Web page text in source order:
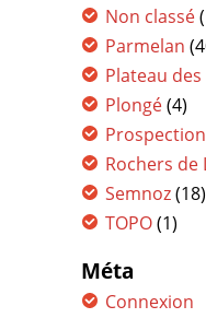
Non classé
Parmelan
Plateau
Plongé(4)
Prospection
Rochers de
Semnoz(18)
TOPO(1)
Méta
Connexion